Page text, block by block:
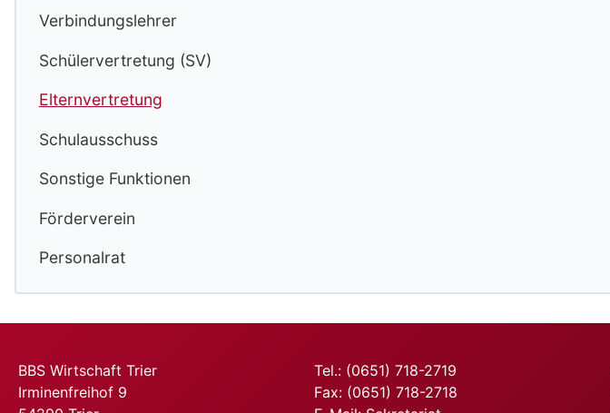
Verbindungslehrer
Schülervertretung (SV)
Elternvertretung
Schulausschuss
Sonstige Funktionen
Förderverein
Personalrat
BBS Wirtschaft Trier
Irminenfreihof 9
Tel.: (0651) 718-2719
Fax: (0651) 718-2718